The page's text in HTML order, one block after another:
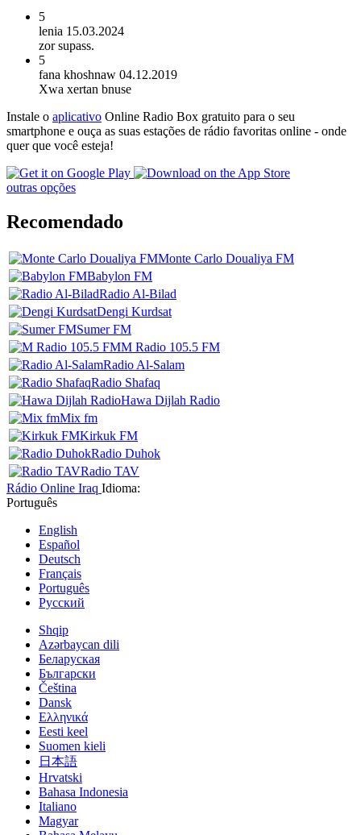
5
lenia 15.03.2024
zor supass.
5
fana khoshnaw 04.12.2019
Xwa xertan bnuse
Instale o aplicativo Online Radio Box gratuito para o seu
smartphone e ouça as suas estações de rádio favoritas online - onde
quer que você esteja!
outras opções
Recomendado
Monte Carlo Doualiya FM
Babylon FM
Radio Al-Bilad
Dengi Kurdsat
Sumer FM
M Radio 105.5 FM
Radio Al-Salam
Radio Shafaq
Hawa Dijlah Radio
Mix fm
Kirkuk FM
Radio Duhok
Radio TAV
Rádio Online Iraq Idioma:
Português
English
Español
Deutsch
Français
Português
Русский
Shqip
Azərbaycan dili
Беларуская
Български
Čeština
Dansk
Ελληνικά
Eesti keel
Suomen kieli
日本語
Hrvatski
Bahasa Indonesia
Italiano
Magyar